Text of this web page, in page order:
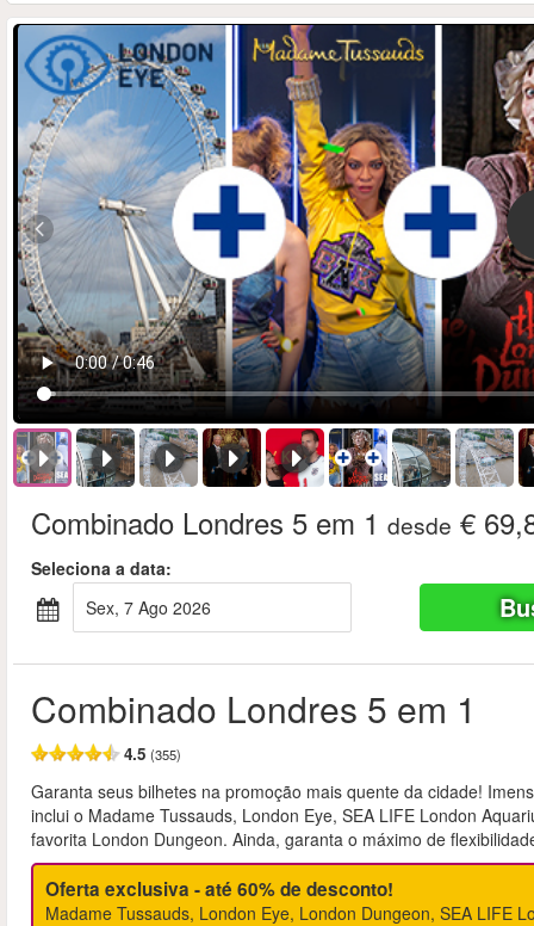
Combinado Londres 5 em 1 desde €
Seleciona a data:
Sex, 7 Ago 2026
Combinado Londres 5 em 1
4.5 (355)
Garanta seus bilhetes na promoção mais quente da cidade!
inclui o Madame Tussauds, London Eye, SEA LIFE London
favorita London Dungeon. Ainda, garanta o máximo de
Oferta exclusiva - até 60% de desconto!
Madame Tussauds, London Eye, London Dungeon, SEA LIFE